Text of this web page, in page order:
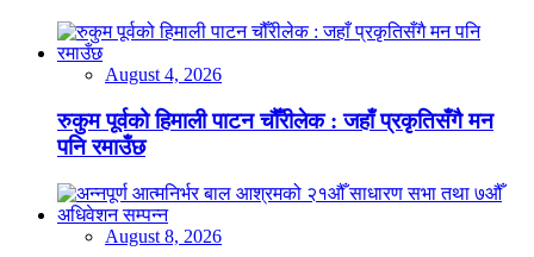
August 4, 2026
रुकुम पूर्वको हिमाली पाटन चौँरीलेक : जहाँ प्रकृतिसँगै मन
पनि रमाउँछ
August 8, 2026